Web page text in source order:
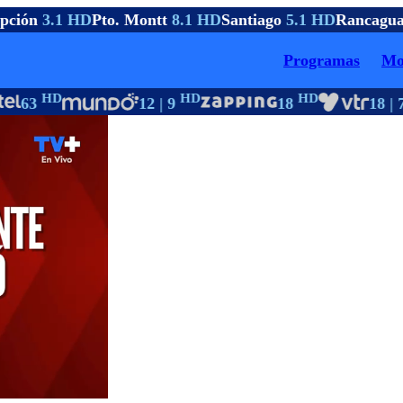
3.1 HDPto. Montt8.1 HDSantiago5.1 HDRancagua
Programas
63HD 12 | 9HD 18HD 18 |